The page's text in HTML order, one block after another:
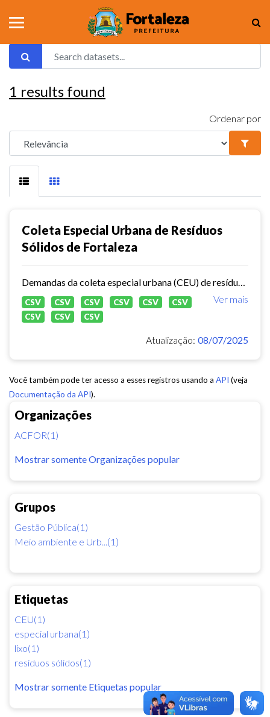
Organizações
ACFOR(1)
Mostrar somente Organizações popular
Grupos
Gestão Pública(1)
Meio ambiente e Urb...(1)
Etiquetas
CEU(1)
especial urbana(1)
lixo(1)
resíduos sólidos(1)
Mostrar somente Etiquetas popular
1 results found
Ordenar por
Coleta Especial Urbana de Resíduos
Sólidos de Fortaleza
Ver mais
CSV CSV CSV CSV CSV
CSV
CSV
CSV CSV
Atualização: 08/07/2025
Você também pode ter acesso a esses registros usando a API (veja
Documentação da API).